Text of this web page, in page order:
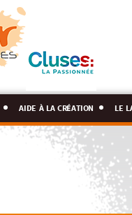
aide à la création le